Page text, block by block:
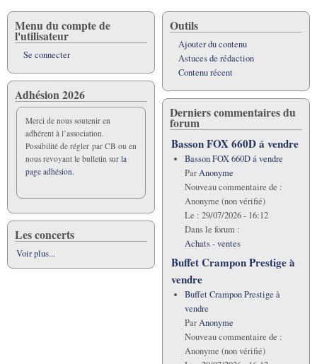
Menu du compte de
l'utilisateur
Se connecter
Adhésion 2026
Merci de nous soutenir en
adhérent à l’association.
Possibilité de régler par CB ou en
nous revoyant le bulletin sur la
page adhésion.
Les concerts
Voir plus...
Outils
Ajouter du contenu
Astuces de rédaction
Contenu récent
Derniers commentaires du
forum
Basson FOX 660D á vendre
Basson FOX 660D á vendre
ParAnonyme
Nouveau commentaire de :
Anonyme (non vérifié)
Le : 29/07/2026 - 16:12
Dans le forum :
Achats - ventes
Buffet Crampon Prestige à
vendre
Buffet Crampon Prestige à
vendre
ParAnonyme
Nouveau commentaire de :
Anonyme (non vérifié)